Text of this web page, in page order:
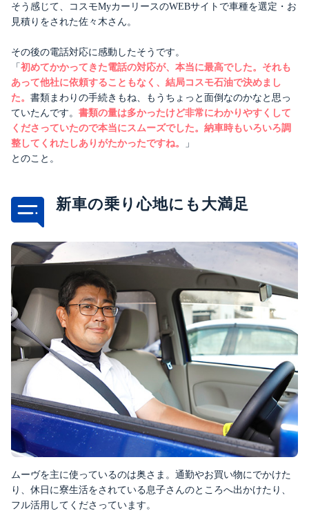
そう感じて、コスモMyカーリースのWEBサイトで車種を選定・お
見積りをされた佐々木さん。
その後の電話対応に感動したそうです。
「 初めてかかってきた電話の対応が、本当に最高でした。それも
あって他社に依頼することもなく、結局コスモ石油で決めまし
た。 書類まわりの手続きもね、もうちょっと面倒なのかなと思っ
ていたんです。 書類の量は多かったけど非常にわかりやすくして
くださっていたので本当にスムーズでした。納車時もいろいろ調
整してくれたしありがたかったですね。
」
とのこと。
新車の乗り心地にも大満足
ムーヴを主に使っているのは奥さま。通勤やお買い物にでかけた
り、休日に寮生活をされている息子さんのところへ出かけたり、
フル活用してくださっています。